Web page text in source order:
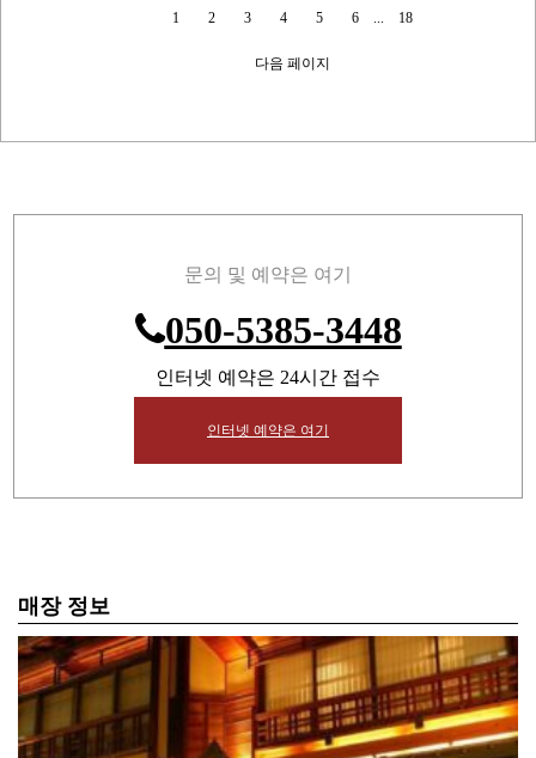
1 2 3 4 5 6 ... 18
다음 페이지
문의 및 예약은 여기
050-5385-3448
인터넷 예약은 24시간 접수
인터넷 예약은 여기
매장 정보